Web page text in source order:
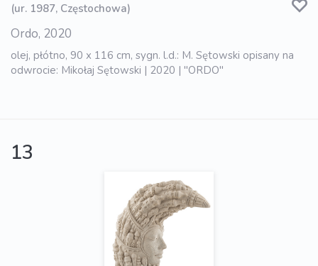
(ur. 1987, Częstochowa)
Ordo, 2020
olej, płótno, 90 x 116 cm, sygn. l.d.: M. Sętowski opisany na
odwrocie: Mikołaj Sętowski | 2020 | "ORDO"
13